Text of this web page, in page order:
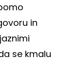
in
se kmalu